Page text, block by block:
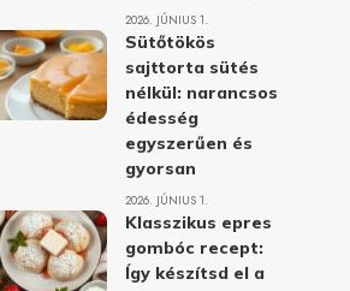
2026. JÚNIUS 1.
Sütőtökös
sajttorta sütés
nélkül: narancsos
édesség
egyszerűen és
gyorsan
2026. JÚNIUS 1.
Klasszikus epres
gombóc recept:
Így készítsd el a